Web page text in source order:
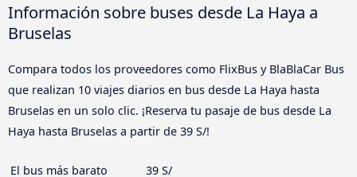
Información sobre buses desde La Haya a
Bruselas
Compara todos los proveedores como FlixBus y BlaBlaCar Bus
que realizan 10 viajes diarios en bus desde La Haya hasta
Bruselas en un solo clic. ¡Reserva tu pasaje de bus desde La
Haya hasta Bruselas a partir de 39 S/!
El bus más barato
39 S/